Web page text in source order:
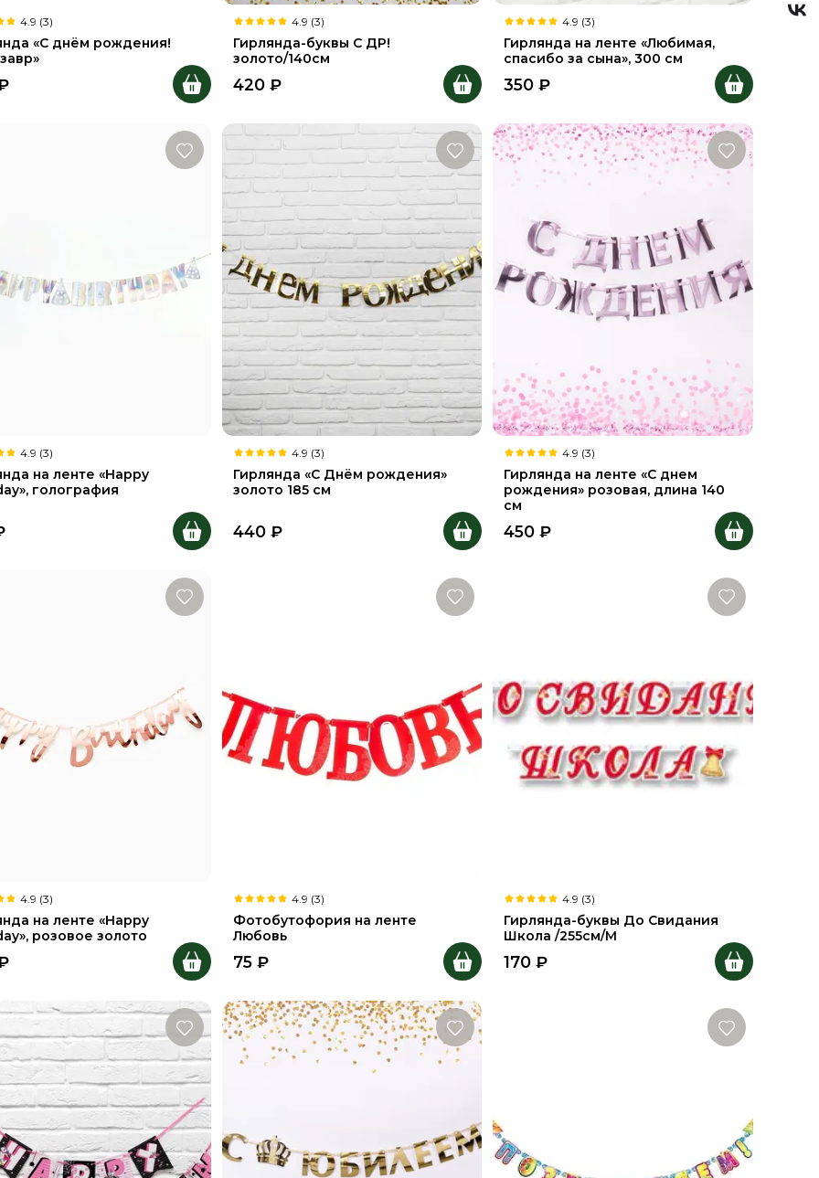
4.9 (3)
«С днём рождения!
4.9 (3)
Гирлянда-буквы С ДР!
золото/140см
420 ₽
4.9 (3)
Гирлянда на ленте «Любимая,
спасибо за сына», 300 см
350 ₽
4.9 (3)
на ленте «Happy
голография
4.9 (3)
Гирлянда «С Днём рождения»
золото 185 см
440 ₽
4.9 (3)
Гирлянда на ленте «С днем
рождения» розовая, длина 140
см
450 ₽
4.9 (3)
на ленте «Happy
розовое золото
4.9 (3)
Фотобутофория на ленте
Любовь
75 ₽
4.9 (3)
Гирлянда-буквы До Свидания
Школа /255см/М
170 ₽